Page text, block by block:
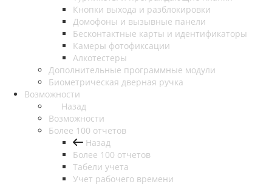
Кнопки выхода и разблокировки
Домофоны и вызывные панели
Бесконтактные карты и идентификаторы
Камеры фотофиксации
Алкотестеры
Дополнительные программные модули
Биометрическая дверная ручка
Возможности
Назад
Возможности
Более 100 отчетов
Назад
Более 100 отчетов
Табели учета
Учет рабочего времени